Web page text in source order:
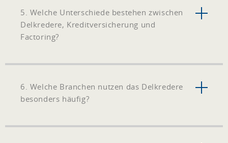
5. Welche Unterschiede bestehen zwischen
Delkredere, Kreditversicherung und
Factoring?
6. Welche Branchen nutzen das Delkredere
besonders häufig?